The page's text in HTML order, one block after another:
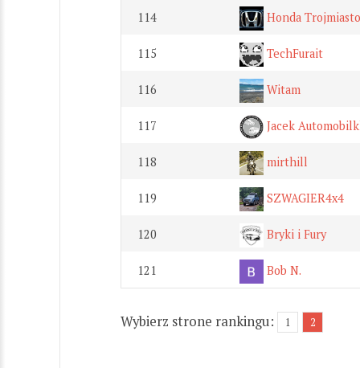
114 Honda Trojmiasto
115 TechFurait
116 Witam
117 Jacek
118 mirthill
119 SZWAGIER4x4
120 Bryki i Fury
121 Bob N.
Wybierz strone rankingu: 1 2